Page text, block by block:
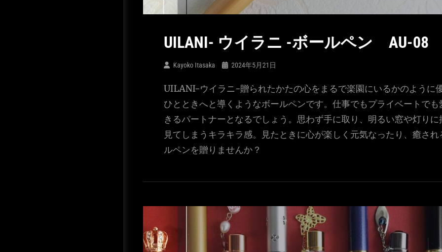
UILANI- ウイラニ -ボールペン AU-08
Kayoko Itasaka 2024年5月21日
UILANI-ウイラニ-贈られたかたの心をまるで楽園にいるかのように
ひとときへと導くようなボールペンです。仕事でもプライベートでも
きるパートナーとなるでしょう。思わず手に取り、明るい窓や灯りに
見てしまうキラキラ感。見たときに心が楽しく元気なったり、癒され
ルペンを贈りませんか？